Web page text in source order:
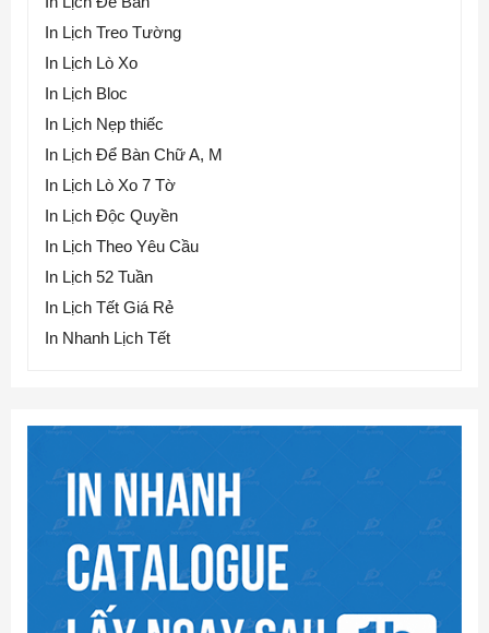
In Lịch Treo Tường
In Lịch Lò Xo
In Lịch Bloc
In Lịch Nẹp thiếc
In Lịch Để Bàn Chữ A, M
In Lịch Lò Xo 7 Tờ
In Lịch Độc Quyền
In Lịch Theo Yêu Cầu
In Lịch 52 Tuần
In Lịch Tết Giá Rẻ
In Nhanh Lịch Tết